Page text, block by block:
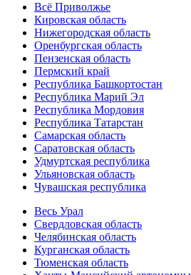
Всё Приволжье
Кировская область
Нижегородская область
Оренбургская область
Пензенская область
Пермский край
Республика Башкортостан
Республика Марий Эл
Республика Мордовия
Республика Татарстан
Самарская область
Саратовская область
Удмуртская республика
Ульяновская область
Чувашская республика
Весь Урал
Свердловская область
Челябинская область
Курганская область
Тюменская область